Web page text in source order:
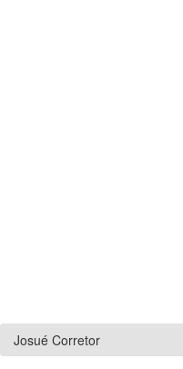
Josué Corretor